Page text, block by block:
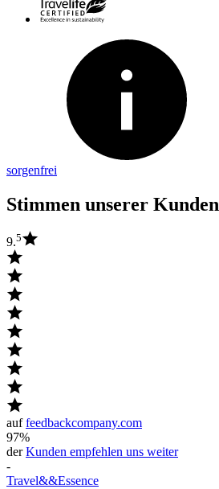
sorgenfrei
Stimmen unserer Kunden
9.5
auffeedbackcompany.com
97%
derKunden empfehlen uns weiter
-
Travel&&Essence